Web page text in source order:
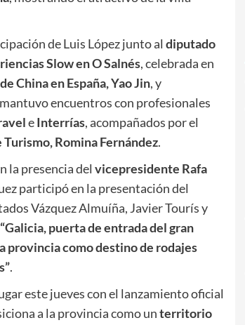
de Luis López junto al diputado
Slow en O Salnés, celebrada en
China en España, Yao Jin, y
encuentros con profesionales
eInterrías, acompañados por el
Romina Fernández.
la presencia del vicepresidente Rafa
participó en la presentación del
Vázquez Almuíña, Javier Tourís y
“Galicia, puerta de entrada del gran
provincia como destino de rodajes
.
este jueves con el lanzamiento oficial
a la provincia como unterritorio